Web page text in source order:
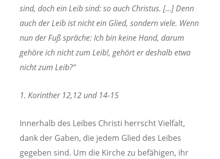
sind, doch ein Leib sind: so auch Christus. [...] Denn
auch der Leib ist nicht ein Glied, sondern viele. Wenn
nun der Fuß spräche: Ich bin keine Hand, darum
gehöre ich nicht zum Leib!, gehört er deshalb etwa
nicht zum Leib?“
1. Korinther 12,12 und 14-15
Innerhalb des Leibes Christi herrscht Vielfalt,
dank der Gaben, die jedem Glied des Leibes
gegeben sind. Um die Kirche zu befähigen, ihr